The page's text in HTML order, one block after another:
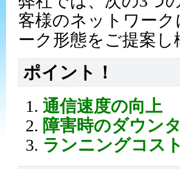
客様のネットワー
ーク形態をご提案
ポイント！
通信速度の向上
障害時のダウン
ランニングコス